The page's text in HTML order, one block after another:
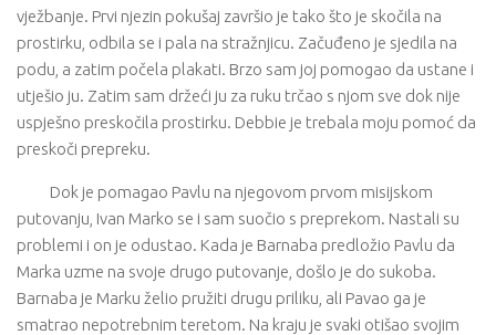
vježbanje. Prvi njezin pokušaj završio je tako što je skočila na
prostirku, odbila se i pala na stražnjicu. Začuđeno je sjedila na
podu, a zatim počela plakati. Brzo sam joj pomogao da ustane i
utješio ju. Zatim sam držeći ju za ruku trčao s njom sve dok nije
uspješno preskočila prostirku. Debbie je trebala moju pomoć da
preskoči prepreku.
Dok je pomagao Pavlu na njegovom prvom misijskom
putovanju, Ivan Marko se i sam suočio s preprekom. Nastali su
problemi i on je odustao. Kada je Barnaba predložio Pavlu da
Marka uzme na svoje drugo putovanje, došlo je do sukoba.
Barnaba je Marku želio pružiti drugu priliku, ali Pavao ga je
smatrao nepotrebnim teretom. Na kraju je svaki otišao svojim